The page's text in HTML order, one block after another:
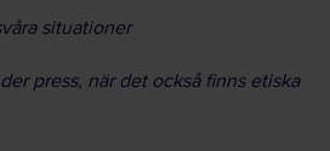
situationer
press, när det också finns etiska